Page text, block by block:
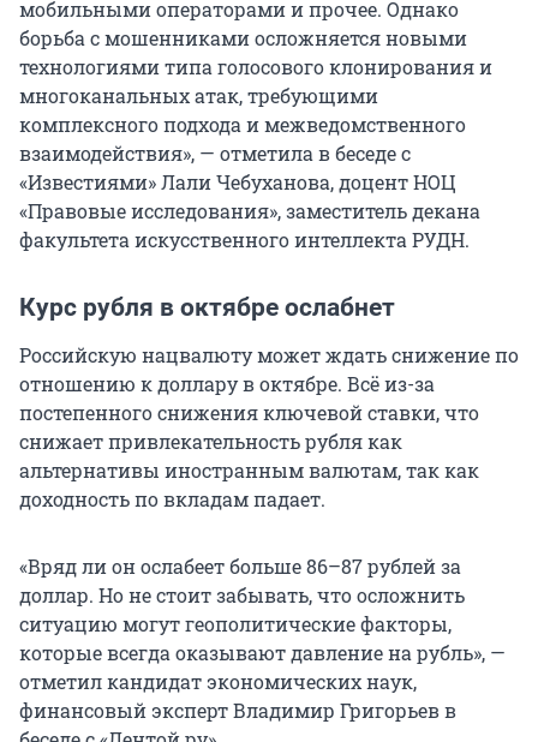
мобильными операторами и прочее. Однако
борьба с мошенниками осложняется новыми
технологиями типа голосового клонирования и
многоканальных атак, требующими
комплексного подхода и межведомственного
взаимодействия», — отметила в беседе с
«Известиями» Лали Чебуханова, доцент НОЦ
«Правовые исследования», заместитель декана
факультета искусственного интеллекта РУДН.
Курс рубля в октябре ослабнет
Российскую нацвалюту может ждать снижение по
отношению к доллару в октябре. Всё из-за
постепенного снижения ключевой ставки, что
снижает привлекательность рубля как
альтернативы иностранным валютам, так как
доходность по вкладам падает.
«Вряд ли он ослабеет больше 86–87 рублей за
доллар. Но не стоит забывать, что осложнить
ситуацию могут геополитические факторы,
которые всегда оказывают давление на рубль», —
отметил кандидат экономических наук,
финансовый эксперт Владимир Григорьев в